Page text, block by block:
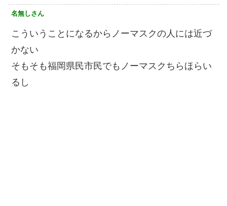
名無しさん
こういうことになるからノーマスクの人には近づ
かない
そもそも福岡県民市民でもノーマスクちらほらい
るし